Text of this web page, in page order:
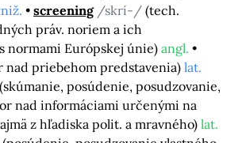
screening /skrí-/ (tech.
práv. noriem a ich
normami Európskej únie) angl.
nad priebehom predstavenia) lat.
(skúmanie, posúdenie, posudzovanie,
nad informáciami určenými na
z hľadiska polit. a mravného) lat.